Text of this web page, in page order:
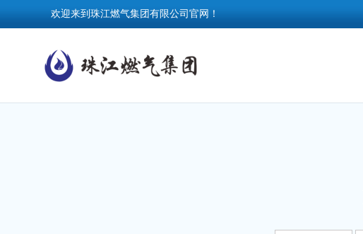
欢迎来到珠江燃气集团有限公司官网！